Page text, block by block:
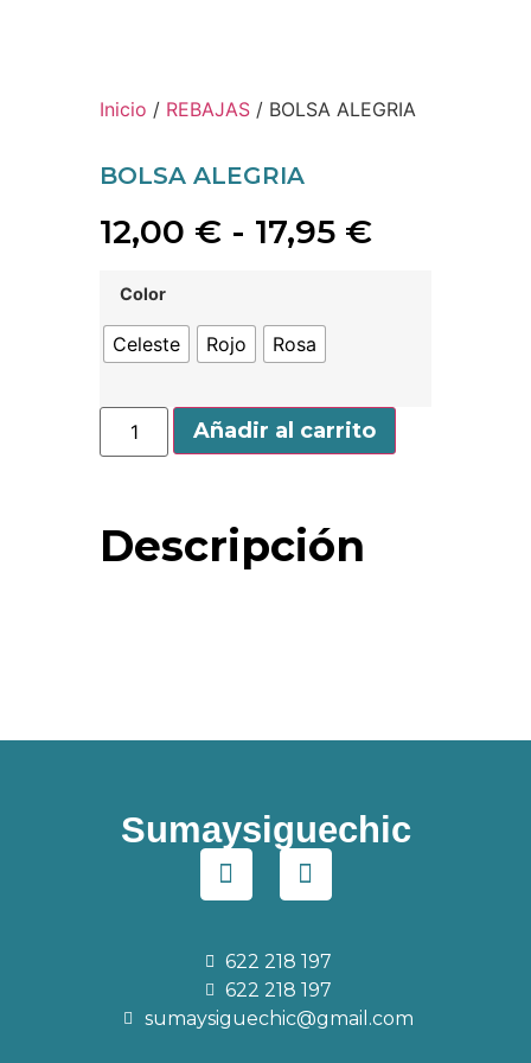
Inicio / REBAJAS / BOLSA ALEGRIA
BOLSA ALEGRIA
12,00 € - 17,95 €
Color
Celeste Rojo Rosa
Añadir al carrito
Descripción
Sumaysiguechic
622 218 197
622 218 197
sumaysiguechic@gmail.com